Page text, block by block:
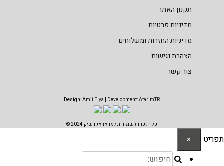
תקנון האתר
מדיניות פרטיות
מדיניות החזרות ומשלוחים
הצהרת נגישות
צור קשר
Design:Amit Elya | Development:AtarimTR
כל הזכויות שמורות למדאו אקו שיק 2024 ©
תפריט ×